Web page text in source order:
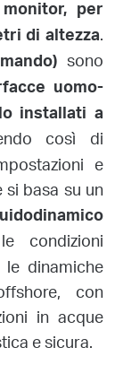
per
di altezza.
sono
uomo-
installati a
così di
e
basa su un
condizioni
dinamiche
con
in acque
e sicura.